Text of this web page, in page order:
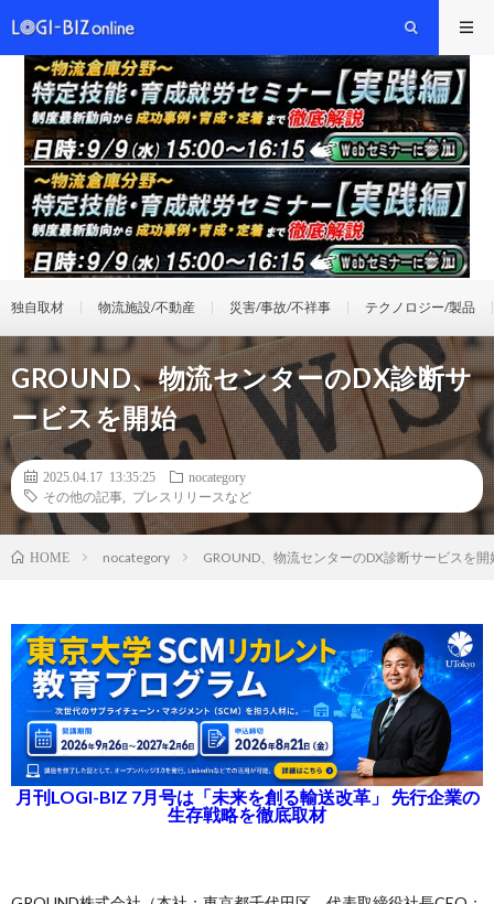
独自取材 物流施設/不動産 災害/事故/不祥事 テクノロジー/製品
GROUND、物流センターのDX診断サ
ービスを開始
2025.04.17 13:35:25
nocategory
その他の記事
プレスリリースなど
HOME nocategory GROUND、物流センターのDX診断サービスを開
月刊LOGI-BIZ 7月号は「未来を創る輸送改革」 先行企業の
生存戦略を徹底取材